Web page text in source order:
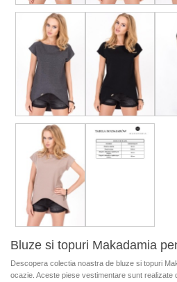
Bluze si topuri Makadamia
Descopera colectia noastra de bluze si topuri
ocazie. Aceste piese vestimentare sunt realizate